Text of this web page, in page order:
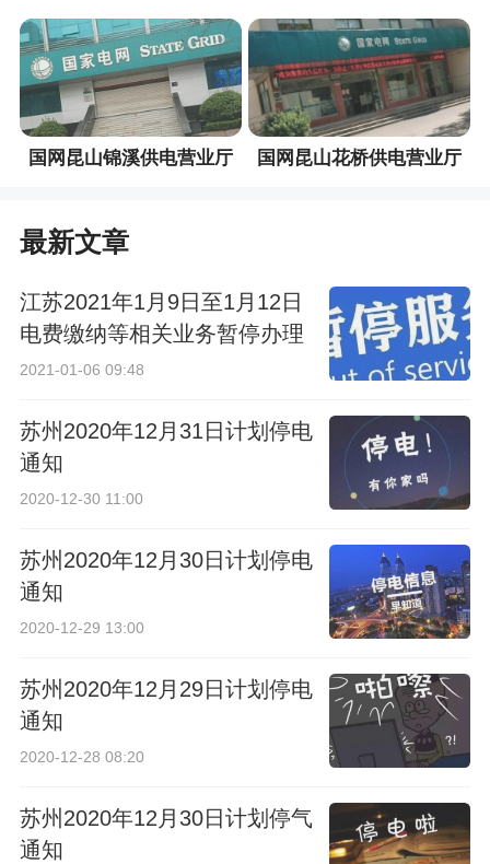
国网昆山锦溪供电营业厅 国网昆山花桥供电营业厅
最新文章
江苏2021年1月9日至1月12日
电费缴纳等相关业务暂停办理
2021-01-06 09:48
苏州2020年12月31日计划停电
通知
2020-12-30 11:00
苏州2020年12月30日计划停电
通知
2020-12-29 13:00
苏州2020年12月29日计划停电
通知
2020-12-28 08:20
苏州2020年12月30日计划停气
通知